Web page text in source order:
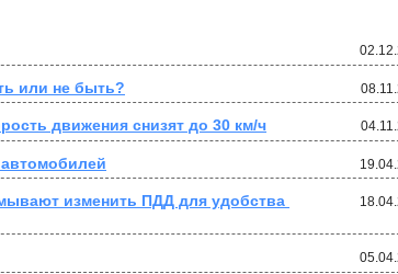
или не быть?
движения снизят до 30 км/ч
автомобилей
изменить ПДД для удобства